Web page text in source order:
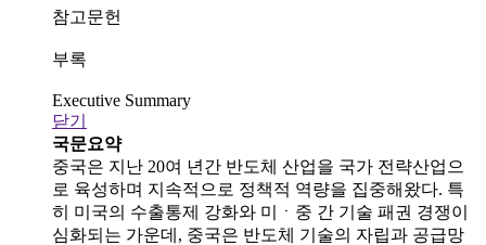
참고문헌
부록
Executive Summary
닫기
국문요약
중국은 지난 20여 년간 반도체 산업을 국가 전략산업으
로 육성하며 지속적으로 정책적 역량을 집중해왔다. 특
히 미국의 수출통제 강화와 미ㆍ중 간 기술 패권 경쟁이
심화되는 가운데, 중국은 반도체 기술의 자립과 공급망